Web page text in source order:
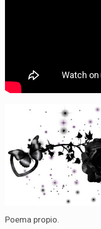
Poema propio.